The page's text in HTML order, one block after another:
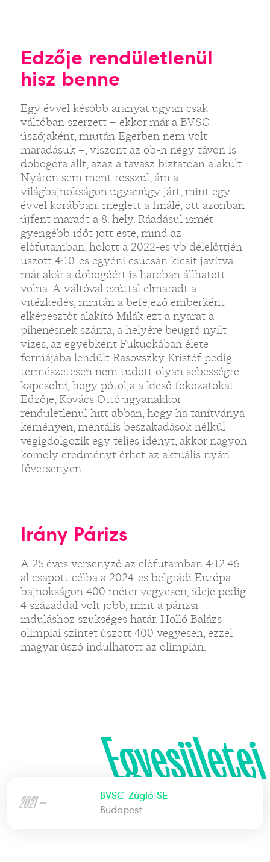
Edzője rendületlenül
hisz benne
Egy évvel később aranyat ugyan csak
váltóban szerzett – ekkor már a BVSC
úszójaként, miután Egerben nem volt
maradásuk –, viszont az ob-n négy távon is
dobogóra állt, azaz a tavasz biztatóan alakult.
Nyáron sem ment rosszul, ám a
világbajnokságon ugyanúgy járt, mint egy
évvel korábban: meglett a finálé, ott azonban
újfent maradt a 8. hely. Ráadásul ismét
gyengébb időt jött este, mind az
előfutamban, holott a 2022-es vb délelőttjén
úszott 4:10-es egyéni csúcsán kicsit javítva
már akár a dobogóért is harcban állhatott
volna. A váltóval ezúttal elmaradt a
vitézkedés, miután a befejező emberként
elképesztőt alakító Milák ezt a nyarat a
pihenésnek szánta, a helyére beugró nyílt
vizes, az egyébként Fukuokában élete
formájába lendült Rasovszky Kristóf pedig
természetesen nem tudott olyan sebességre
kapcsolni, hogy pótolja a kieső fokozatokat.
Edzője, Kovács Ottó ugyanakkor
rendületlenül hitt abban, hogy ha tanítványa
keményen, mentális beszakadások nélkül
végigdolgozik egy teljes idényt, akkor nagyon
komoly eredményt érhet az aktuális nyári
főversenyen.
Irány Párizs
A 25 éves versenyző az előfutamban 4:12.46-
al csapott célba a 2024-es belgrádi Európa-
bajnokságon 400 méter vegyesen, ideje pedig
4 századdal volt jobb, mint a párizsi
induláshoz szükséges határ. Holló Balázs
olimpiai szintet úszott 400 vegyesen, ezzel
magyar úszó indulhatott az olimpián.
Egyesületei
2021 —
BVSC-Zúgló SE
Budapest